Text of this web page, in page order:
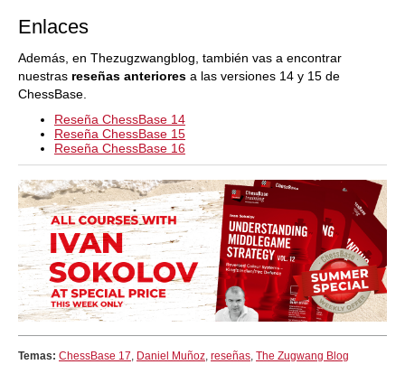
Enlaces
Además, en Thezugzwangblog, también vas a encontrar
nuestras reseñas anteriores a las versiones 14 y 15 de
ChessBase.
Reseña ChessBase 14
Reseña ChessBase 15
Reseña ChessBase 16
Temas: ChessBase 17, Daniel Muñoz, reseñas, The Zugwang Blog